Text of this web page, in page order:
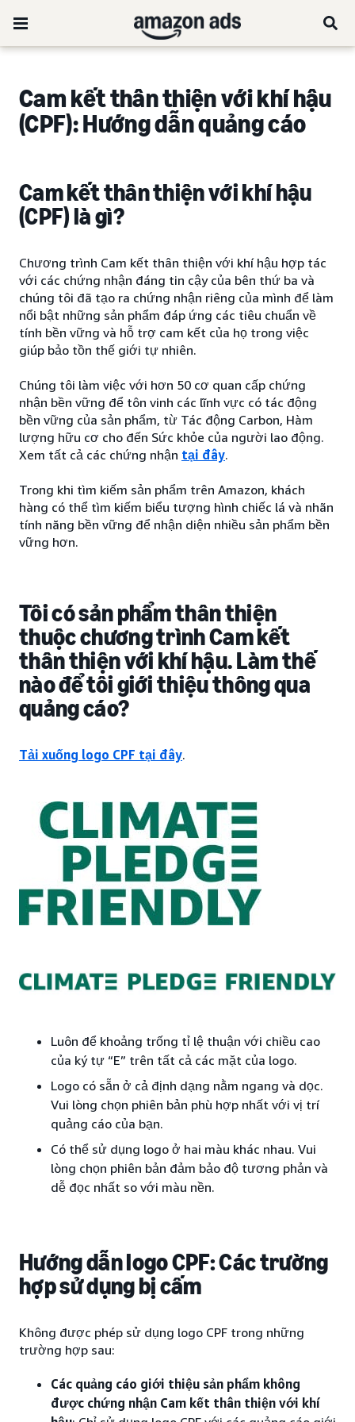
Cam kết thân thiện với khí hậu
(CPF): Hướng dẫn quảng cáo
Cam kết thân thiện với khí hậu
(CPF) là gì?
Chương trình Cam kết thân thiện với khí hậu hợp tác
với các chứng nhận đáng tin cậy của bên thứ ba và
chúng tôi đã tạo ra chứng nhận riêng của mình để làm
nổi bật những sản phẩm đáp ứng các tiêu chuẩn về
tính bền vững và hỗ trợ cam kết của họ trong việc
giúp bảo tồn thế giới tự nhiên.
Chúng tôi làm việc với hơn 50 cơ quan cấp chứng
nhận bền vững để tôn vinh các lĩnh vực có tác động
bền vững của sản phẩm, từ Tác động Carbon, Hàm
lượng hữu cơ cho đến Sức khỏe của người lao động.
Xem tất cả các chứng nhận tại đây.
Trong khi tìm kiếm sản phẩm trên Amazon, khách
hàng có thể tìm kiếm biểu tượng hình chiếc lá và nhãn
tính năng bền vững để nhận diện nhiều sản phẩm bền
vững hơn.
Tôi có sản phẩm thân thiện
thuộc chương trình Cam kết
thân thiện với khí hậu. Làm thế
nào để tôi giới thiệu thông qua
quảng cáo?
Tải xuống logo CPF tại đây.
Luôn để khoảng trống tỉ lệ thuận với chiều cao
của ký tự “E” trên tất cả các mặt của logo.
Logo có sẵn ở cả định dạng nằm ngang và dọc.
Vui lòng chọn phiên bản phù hợp nhất với vị trí
quảng cáo của bạn.
Có thể sử dụng logo ở hai màu khác nhau. Vui
lòng chọn phiên bản đảm bảo độ tương phản và
dễ đọc nhất so với màu nền.
Hướng dẫn logo CPF: Các trường
hợp sử dụng bị cấm
Không được phép sử dụng logo CPF trong những
trường hợp sau:
Các quảng cáo giới thiệu sản phẩm không
được chứng nhận Cam kết thân thiện với khí